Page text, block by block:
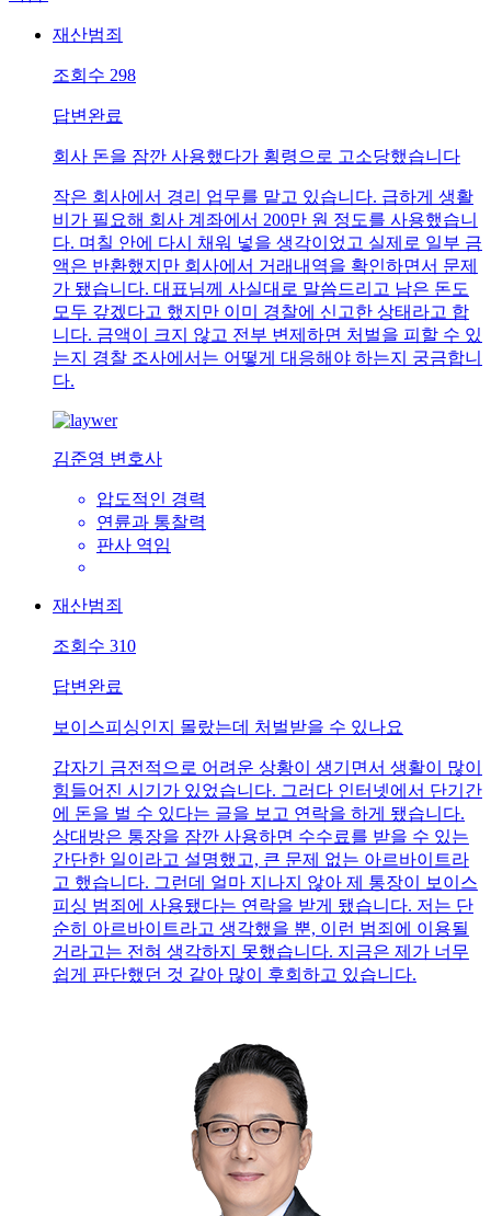
재산범죄
조회수 298
답변완료
회사 돈을 잠깐 사용했다가 횡령으로 고소당했습니다
작은 회사에서 경리 업무를 맡고 있습니다. 급하게 생활
비가 필요해 회사 계좌에서 200만 원 정도를 사용했습니
다. 며칠 안에 다시 채워 넣을 생각이었고 실제로 일부 금
액은 반환했지만 회사에서 거래내역을 확인하면서 문제
가 됐습니다. 대표님께 사실대로 말씀드리고 남은 돈도
모두 갚겠다고 했지만 이미 경찰에 신고한 상태라고 합
니다. 금액이 크지 않고 전부 변제하면 처벌을 피할 수 있
는지 경찰 조사에서는 어떻게 대응해야 하는지 궁금합니
다.
김준영 변호사
압도적인 경력
연륜과 통찰력
판사 역임
재산범죄
조회수 310
답변완료
보이스피싱인지 몰랐는데 처벌받을 수 있나요
갑자기 금전적으로 어려운 상황이 생기면서 생활이 많이
힘들어진 시기가 있었습니다. 그러다 인터넷에서 단기간
에 돈을 벌 수 있다는 글을 보고 연락을 하게 됐습니다.
상대방은 통장을 잠깐 사용하면 수수료를 받을 수 있는
간단한 일이라고 설명했고, 큰 문제 없는 아르바이트라
고 했습니다. 그런데 얼마 지나지 않아 제 통장이 보이스
피싱 범죄에 사용됐다는 연락을 받게 됐습니다. 저는 단
순히 아르바이트라고 생각했을 뿐, 이런 범죄에 이용될
거라고는 전혀 생각하지 못했습니다. 지금은 제가 너무
쉽게 판단했던 것 같아 많이 후회하고 있습니다.